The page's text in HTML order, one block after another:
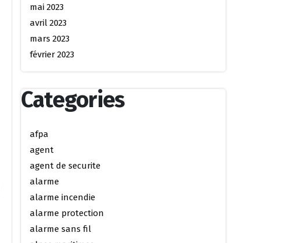
mai 2023
avril 2023
mars 2023
février 2023
Categories
afpa
agent
agent de securite
alarme
alarme incendie
alarme protection
alarme sans fil